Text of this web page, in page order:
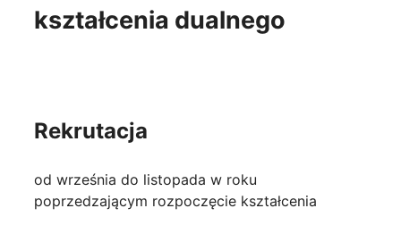
kształcenia dualnego
Rekrutacja
od września do listopada w roku
poprzedzającym rozpoczęcie kształcenia